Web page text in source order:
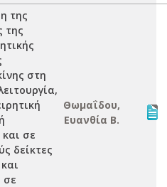
της
της
στη
σε
δείκτες
σε
Θωμαΐδου,
Ευανθία Β.